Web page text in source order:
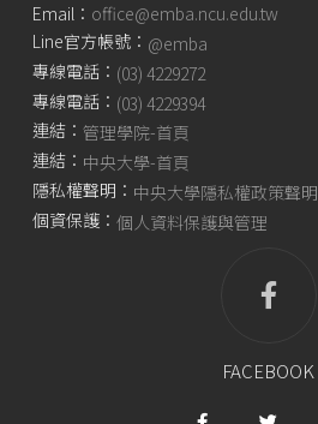
Email： office@emba.ncu.edu.tw
Line官方帳號： @emba
專線電話： (03) 4229272
專線電話： (03) 4229394
連結： 管理學院-首頁
連結： 中央大學-首頁
隱私權聲明： 中央大學隱私權政策聲明
個資保護： 個人資料保護與管理
FACEBOOK